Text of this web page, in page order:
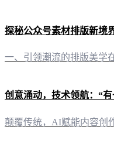
探秘公众号素材排版新境
创意涌动，技术领航：“